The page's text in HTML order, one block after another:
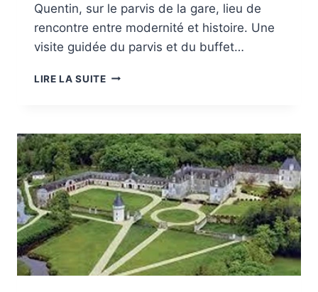
Quentin, sur le parvis de la gare, lieu de
rencontre entre modernité et histoire. Une
visite guidée du parvis et du buffet…
LIRE LA SUITELES
III